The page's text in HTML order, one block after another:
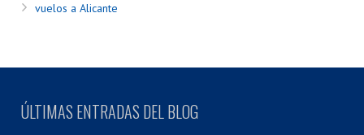
vuelos a Alicante
ÚLTIMAS ENTRADAS DEL BLOG